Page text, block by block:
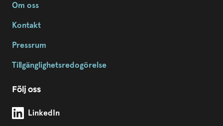
Om oss
Kontakt
Pressrum
Tillgänglighetsredogörelse
Följ oss
Modda Sörmland på
LinkedIn